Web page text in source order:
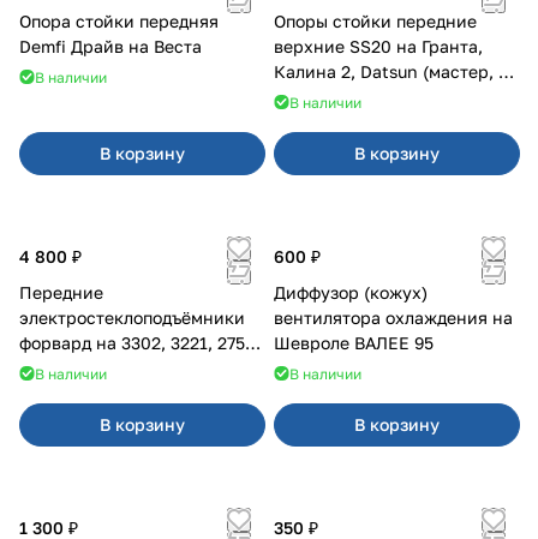
Опора стойки передняя
Demfi Драйв на Веста
В наличии
В корзину
Опоры стойки передние
верхние SS20 на Гранта,
Калина 2, Datsun (мастер, с
ЭлУР, с подшипником) 2шт
В наличии
В корзину
4 800 ₽
Передние
электростеклоподъёмники
форвард на 3302, 3221, 2752,
2217В наличии
В корзину
600 ₽
Диффузор (кожух)
вентилятора охлаждения на
Шевроле ВАЛЕЕ 95
В наличии
В корзину
1 300 ₽
350 ₽